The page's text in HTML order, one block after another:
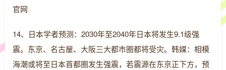
官网
14、日本学者预测：2030年至2040年日本将发生9.1级强
震。东京、名古屋、大阪三大都市圈都将受灾。韩媒：相模
海潮或将至日本首都圈发生强震，若震源在东京正下方，预